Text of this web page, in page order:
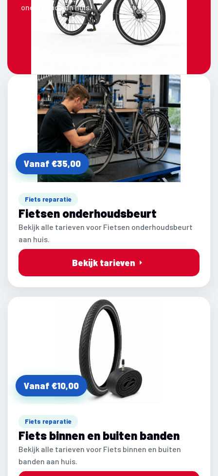
onderhoud aan huis.
Vanaf €35,00
Fiets reparatie
Fietsen onderhoudsbeurt
Bekijk alle tarieven voor Fietsen onderhoudsbeurt
aan huis.
Bekijk tarieven
Vanaf €10,00
Fiets reparatie
Fiets binnen en buiten banden
Bekijk alle tarieven voor Fiets binnen en buiten
banden aan huis.